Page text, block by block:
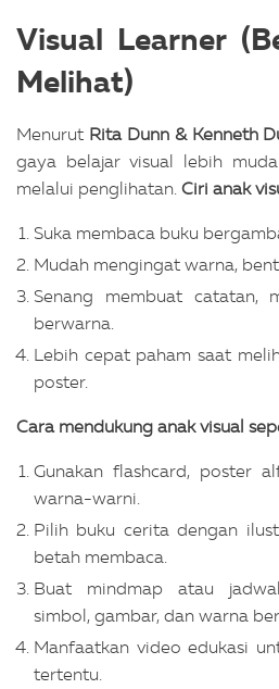
Visual Learner
Melihat)
Menurut Rita Dunn & Kenneth
gaya belajar visual lebih
melalui penglihatan. Ciri anak
Suka membaca buku
Mudah mengingat warna,
Senang membuat catatan,
berwarna.
Lebih cepat paham saat
poster.
Cara mendukung anak visual
Gunakan flashcard, poster
warna-warni.
Pilih buku cerita dengan
betah membaca.
Buat mindmap atau
simbol, gambar, dan warna
Manfaatkan video edukasi
tertentu.